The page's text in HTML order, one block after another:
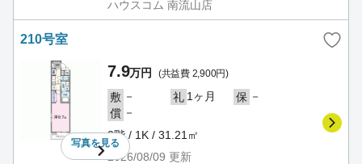
ハウスコム 南流山店
210号室
写真を見る
7.9万円 (共益費 2,900円)
敷 － 礼 1ヶ月 保 －
償 －
2階 / 1K / 31.21㎡
2026/08/09 更新